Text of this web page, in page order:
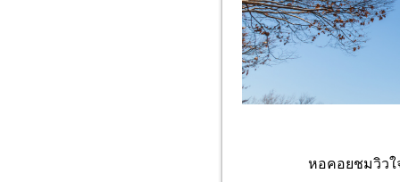
หอคอยชมวิวใ